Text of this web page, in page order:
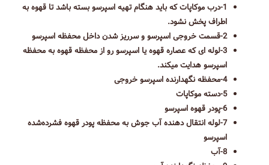
1-درب موکاپات که باید هنگام تهیه اسپرسو بسته باشد تا قهوه به
اطراف پخش نشود.
2-قسمت خروجی اسپرسو و سرریز شدن داخل محفظه اسپرسو
3-لوله ای که عصاره قهوه یا اسپرسو رو از محفظه قهوه به محفظه
اسپرسو هدایت میکند.
4-محفظه نگهدارنده اسپرسو خروجی
5-دسته موکاپات
6-پودر قهوه اسپرسو
7-لوله انتقال دهنده آب جوش به محفظه پودر قهوه فشرده‌شده
اسپرسو
8-آب